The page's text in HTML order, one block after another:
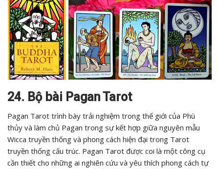
24. Bộ bài Pagan Tarot
Pagan Tarot trình bày trải nghiệm trong thế giới của Phù
thủy và làm chủ Pagan trong sự kết hợp giữa nguyên mẫu
Wicca truyền thống và phong cách hiện đại trong Tarot
truyền thống cấu trúc. Pagan Tarot được coi là một công cụ
cần thiết cho những ai nghiên cứu và yêu thích phong cách tự